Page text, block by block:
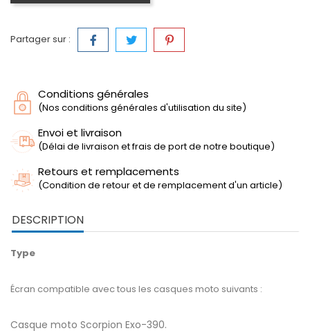
Partager sur :
Conditions générales
(Nos conditions générales d'utilisation du site)
Envoi et livraison
(Délai de livraison et frais de port de notre boutique)
Retours et remplacements
(Condition de retour et de remplacement d'un article)
DESCRIPTION
Type
Écran compatible avec tous les casques moto suivants :
Casque moto Scorpion Exo-390.